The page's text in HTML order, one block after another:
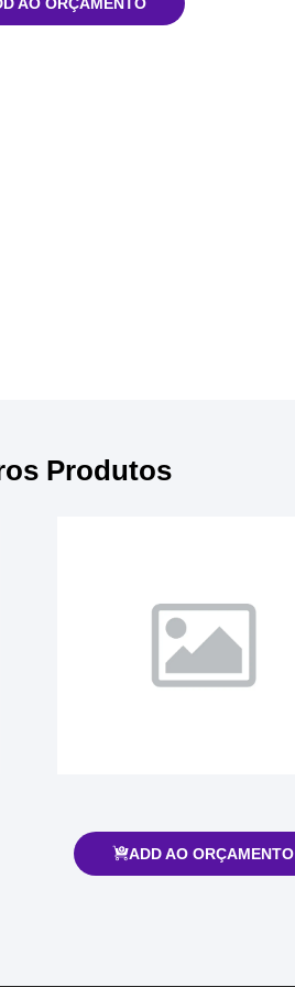
AO ORÇAMENTO
Produtos
ADD AO ORÇAMENTO